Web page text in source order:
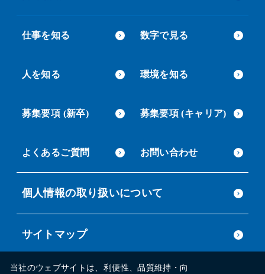
仕事を知る 数字で見る
人を知る 環境を知る
募集要項 (新卒) 募集要項 (キャリア)
よくあるご質問 お問い合わせ
個人情報の取り扱いについて
サイトマップ
当社のウェブサイトは、利便性、品質維持・向